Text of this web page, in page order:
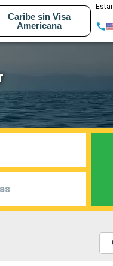
Caribe sin Visa
Americana